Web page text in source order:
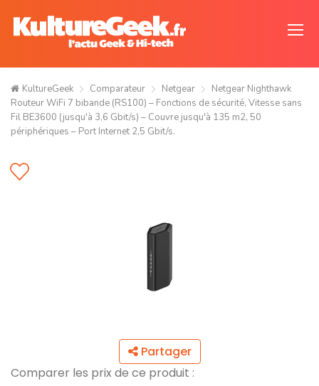
KultureGeek Comparateur Netgear
Netgear Nighthawk
Routeur WiFi 7 bibande (RS100) – Fonctions de sécurité, Vitesse sans
Fil BE3600 (jusqu'à 3,6 Gbit/s) – Couvre jusqu'à 135 m2, 50
périphériques – Port Internet 2,5 Gbit/s.
Partager
Comparer les prix de ce produit :